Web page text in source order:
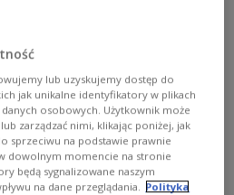
Traktatu polsko-
i przyjaznej
lub uzyskujemy dostęp do
jak unikalne identyfikatory w plikach
osobowych. Użytkownik może
zarządzać nimi, klikając poniżej, jak
sprzeciwu na podstawie prawnie
dowolnym momencie na stronie
będą sygnalizowane naszym
na dane przeglądania. Polityka